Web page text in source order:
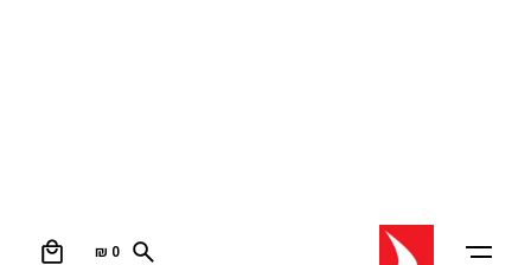
₪ 0